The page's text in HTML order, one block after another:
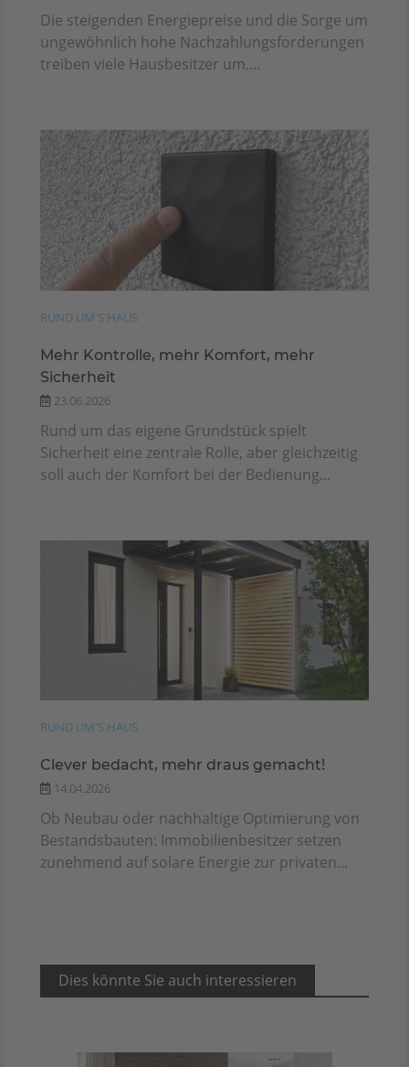
Die steigenden Energiepreise und die Sorge um
ungewöhnlich hohe Nachzahlungsforderungen
treiben viele Hausbesitzer um....
RUND UM'S HAUS
Mehr Kontrolle, mehr Komfort, mehr
Sicherheit
23.06.2026
Rund um das eigene Grundstück spielt
Sicherheit eine zentrale Rolle, aber gleichzeitig
soll auch der Komfort bei der Bedienung...
RUND UM'S HAUS
Clever bedacht, mehr draus gemacht!
14.04.2026
Ob Neubau oder nachhaltige Optimierung von
Bestandsbauten: Immobilienbesitzer setzen
zunehmend auf solare Energie zur privaten...
Dies könnte Sie auch interessieren